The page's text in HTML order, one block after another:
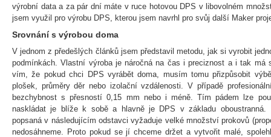
výrobní data a za pár dní máte v ruce hotovou DPS v libovolném
jsem využil pro výrobu DPS, kterou jsem navrhl pro svůj další Maker
Srovnání s výrobou doma
V jednom z předešlých článků jsem představil metodu, jak si vyrobit
podmínkách. Vlastní výroba je náročná na čas i preciznost a i tak má
vím, že pokud chci DPS vyrábět doma, musím tomu přizpůsobit
plošek, průměry děr nebo izolační vzdálenosti. V případě
bezchybnost s přesností 0,15 mm nebo i méně. Tím pádem lze
naskládat je blíže k sobě a hlavně je DPS v základu oboustranná.
popsaná v následujícím odstavci vyžaduje velké množství prokovů
nedosáhneme. Proto pokud se jí chceme držet a vytvořit malé,